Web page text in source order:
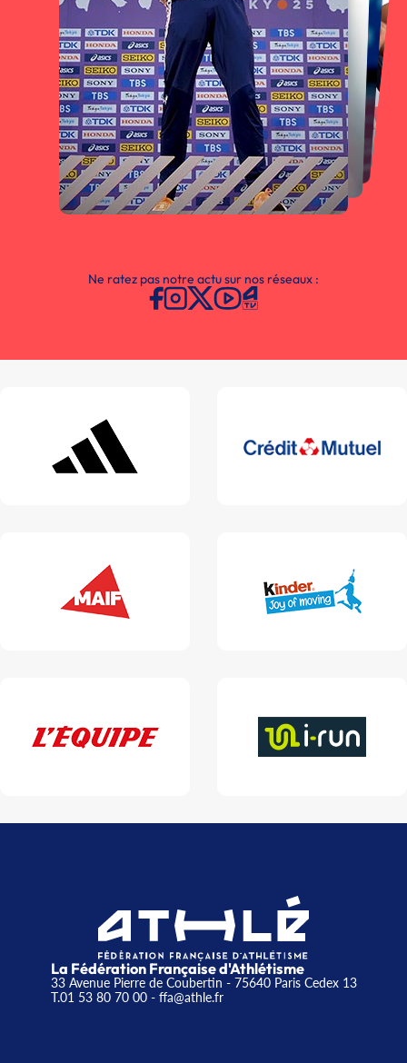
Ne ratez pas notre actu sur nos réseaux :
La Fédération Française d'Athlétisme
33 Avenue Pierre de Coubertin - 75640 Paris Cedex 13
T.01 53 80 70 00- ffa@athle.fr